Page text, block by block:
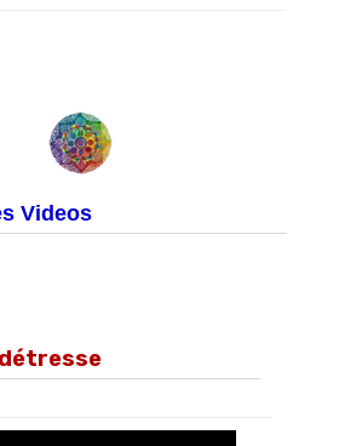
Videos
détresse